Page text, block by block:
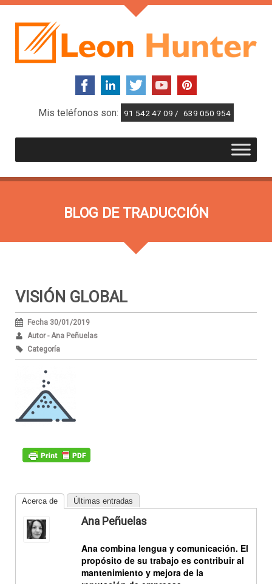
Mis teléfonos son: 91 542 47 09 / 639 050 954
BLOG DE TRADUCCIÓN
VISIÓN GLOBAL
Fecha 30/01/2019
Autor - Ana Peñuelas
Categoría
Acerca de Últimas entradas
Ana Peñuelas
Ana combina lengua y comunicación. El
propósito de su trabajo es contribuir al
mantenimiento y mejora de la